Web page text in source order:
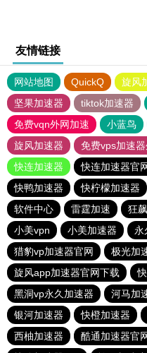
友情链接
网站地图 QuickQ 旋风
坚果加速器
tiktok加速器
免费vqn外网加速
小蓝鸟
旋风加速器
免费vps加速
快连加速器
快连加速器官
快鸭加速器
快柠檬加速器
软件中心
雷霆加速 狂
小美vpn
小美加速器
永
猎豹vp加速器官网
极光加
旋风app加速器官网下载
黑洞vp永久加速器
河马加
银河加速器
快橙加速器
西柚加速器
酷通加速器官